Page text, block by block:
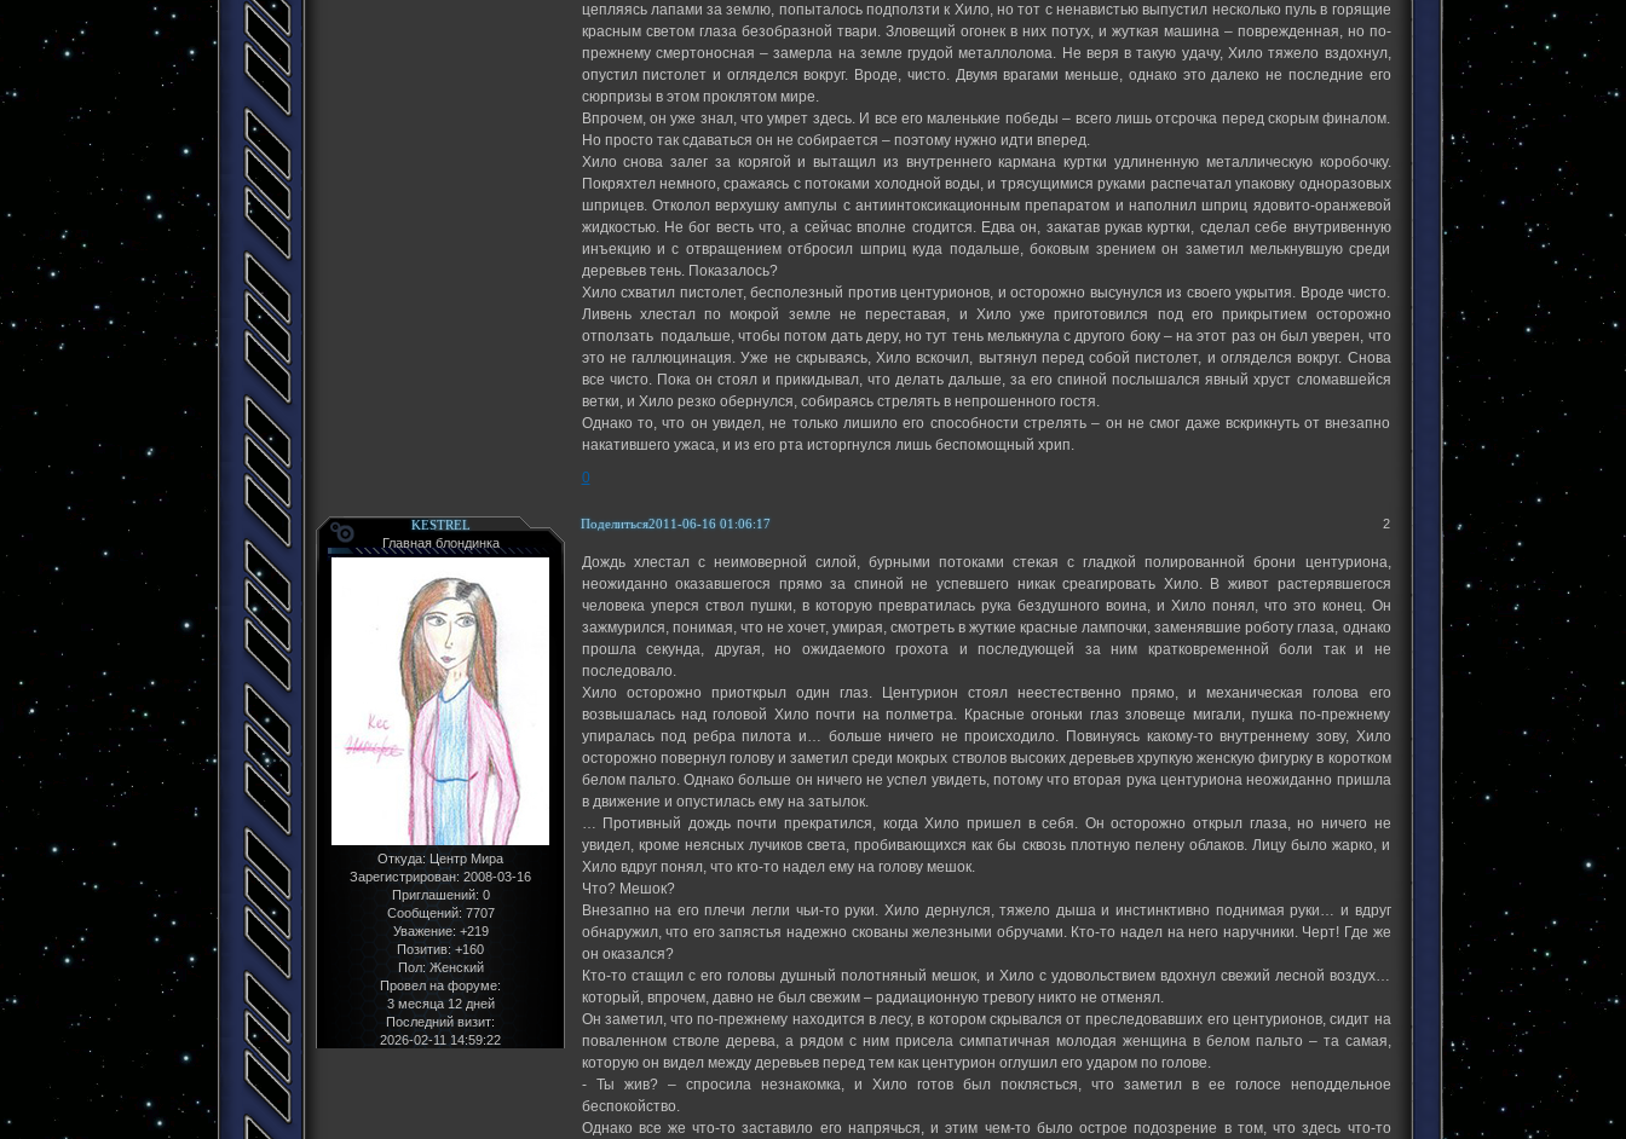
цепляясь лапами за землю, попыталось подползти к Хило, но тот с ненавистью выпустил несколько пуль в горящие
красным светом глаза безобразной твари. Зловещий огонек в них потух, и жуткая машина – поврежденная, но по-
прежнему смертоносная – замерла на земле грудой металлолома. Не веря в такую удачу, Хило тяжело вздохнул,
опустил пистолет и огляделся вокруг. Вроде, чисто. Двумя врагами меньше, однако это далеко не последние его
сюрпризы в этом проклятом мире.
Впрочем, он уже знал, что умрет здесь. И все его маленькие победы – всего лишь отсрочка перед скорым финалом.
Но просто так сдаваться он не собирается – поэтому нужно идти вперед.
Хило снова залег за корягой и вытащил из внутреннего кармана куртки удлиненную металлическую коробочку.
Покряхтел немного, сражаясь с потоками холодной воды, и трясущимися руками распечатал упаковку одноразовых
шприцев. Отколол верхушку ампулы с антиинтоксикационным препаратом и наполнил шприц ядовито-оранжевой
жидкостью. Не бог весть что, а сейчас вполне сгодится. Едва он, закатав рукав куртки, сделал себе внутривенную
инъекцию и с отвращением отбросил шприц куда подальше, боковым зрением он заметил мелькнувшую среди
деревьев тень. Показалось?
Хило схватил пистолет, бесполезный против центурионов, и осторожно высунулся из своего укрытия. Вроде чисто.
Ливень хлестал по мокрой земле не переставая, и Хило уже приготовился под его прикрытием осторожно
отползать подальше, чтобы потом дать деру, но тут тень мелькнула с другого боку – на этот раз он был уверен, что
это не галлюцинация. Уже не скрываясь, Хило вскочил, вытянул перед собой пистолет, и огляделся вокруг. Снова
все чисто. Пока он стоял и прикидывал, что делать дальше, за его спиной послышался явный хруст сломавшейся
ветки, и Хило резко обернулся, собираясь стрелять в непрошенного гостя.
Однако то, что он увидел, не только лишило его способности стрелять – он не смог даже вскрикнуть от внезапно
накатившего ужаса, и из его рта исторгнулся лишь беспомощный хрип.
0
Поделиться 2
2011-06-16 01:06:17
KESTREL
Главная блондинка
Откуда:Центр Мира
Зарегистрирован: 2008-03-16
Приглашений: 0
Сообщений: 7707
Уважение: +219
Позитив: +160
Пол:Женский
Провел на форуме:
3 месяца 12 дней
Последний визит:
2026-02-11 14:59:22
Дождь хлестал с неимоверной силой, бурными потоками стекая с гладкой полированной брони центуриона,
неожиданно оказавшегося прямо за спиной не успевшего никак среагировать Хило. В живот растерявшегося
человека уперся ствол пушки, в которую превратилась рука бездушного воина, и Хило понял, что это конец. Он
зажмурился, понимая, что не хочет, умирая, смотреть в жуткие красные лампочки, заменявшие роботу глаза, однако
прошла секунда, другая, но ожидаемого грохота и последующей за ним кратковременной боли так и не
последовало.
Хило осторожно приоткрыл один глаз. Центурион стоял неестественно прямо, и механическая голова его
возвышалась над головой Хило почти на полметра. Красные огоньки глаз зловеще мигали, пушка по-прежнему
упиралась под ребра пилота и… больше ничего не происходило. Повинуясь какому-то внутреннему зову, Хило
осторожно повернул голову и заметил среди мокрых стволов высоких деревьев хрупкую женскую фигурку в коротком
белом пальто. Однако больше он ничего не успел увидеть, потому что вторая рука центуриона неожиданно пришла
в движение и опустилась ему на затылок.
… Противный дождь почти прекратился, когда Хило пришел в себя. Он осторожно открыл глаза, но ничего не
увидел, кроме неясных лучиков света, пробивающихся как бы сквозь плотную пелену облаков. Лицу было жарко, и
Хило вдруг понял, что кто-то надел ему на голову мешок.
Что? Мешок?
Внезапно на его плечи легли чьи-то руки. Хило дернулся, тяжело дыша и инстинктивно поднимая руки… и вдруг
обнаружил, что его запястья надежно скованы железными обручами. Кто-то надел на него наручники. Черт! Где же
он оказался?
Кто-то стащил с его головы душный полотняный мешок, и Хило с удовольствием вдохнул свежий лесной воздух…
который, впрочем, давно не был свежим – радиационную тревогу никто не отменял.
Он заметил, что по-прежнему находится в лесу, в котором скрывался от преследовавших его центурионов, сидит на
поваленном стволе дерева, а рядом с ним присела симпатичная молодая женщина в белом пальто – та самая,
которую он видел между деревьев перед тем как центурион оглушил его ударом по голове.
- Ты жив? – спросила незнакомка, и Хило готов был поклясться, что заметил в ее голосе неподдельное
беспокойство.
Однако все же что-то заставило его напрячься, и этим чем-то было острое подозрение в том, что здесь что-то